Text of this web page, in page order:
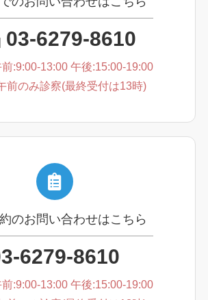
03-6279-8610
:9:00-13:00 午後:15:00-19:00
前のみ診察(最終受付は13時)
のお問い合わせはこちら
6279-8610
:9:00-13:00 午後:15:00-19:00